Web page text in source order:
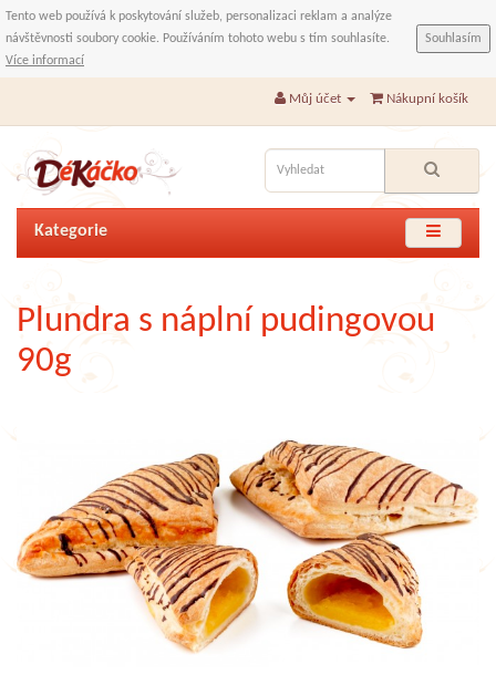
Tento web používá k poskytování služeb, personalizaci reklam a analýze
návštěvnosti soubory cookie. Používáním tohoto webu s tím souhlasíte.
Více informací
Souhlasím
Můj účet Nákupní košík
Kategorie
Plundra s náplní pudingovou
90g